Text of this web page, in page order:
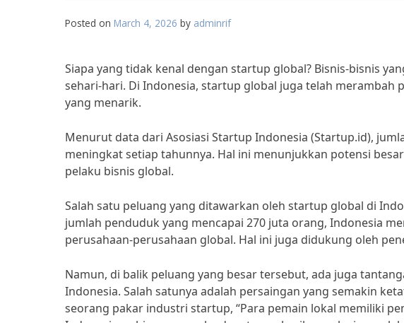
Posted on March 4, 2026 by adminrif
Siapa yang tidak kenal dengan startup global? Bisnis-bisnis
sehari-hari. Di Indonesia, startup global juga telah merambah
yang menarik.
Menurut data dari Asosiasi Startup Indonesia (Startup.id),
meningkat setiap tahunnya. Hal ini menunjukkan potensi
pelaku bisnis global.
Salah satu peluang yang ditawarkan oleh startup global di
jumlah penduduk yang mencapai 270 juta orang, Indonesia
perusahaan-perusahaan global. Hal ini juga didukung oleh
Namun, di balik peluang yang besar tersebut, ada juga
Indonesia. Salah satunya adalah persaingan yang semakin
seorang pakar industri startup, “Para pemain lokal memiliki